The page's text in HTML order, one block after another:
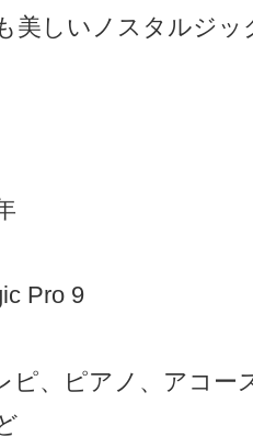
美しいノスタルジ
Pro 9
ピ、ピアノ、アコ